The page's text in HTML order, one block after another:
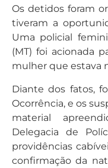
Os detidos foram
tiveram a
Uma policial
(MT) foi acionada
mulher que estava
Diante dos fatos,
Ocorrência, e os
material
Delegacia de
providências
confirmação da